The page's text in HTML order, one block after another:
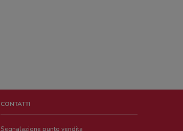
CONTATTI
Segnalazione punto vendita